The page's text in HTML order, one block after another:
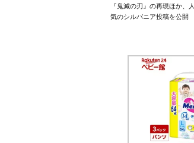
『鬼滅の刃』の再現ほか、人
気のシルバニア投稿を公開